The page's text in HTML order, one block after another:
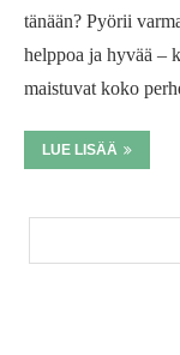
tänään? Pyörii
helppoa ja hyvää –
maistuvat koko
LUE LISÄÄ